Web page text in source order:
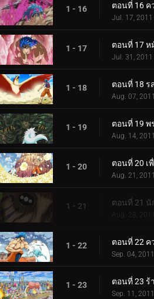
1 - 16
Jul. 17, 2011
1 - 17
Jul. 31, 2011
1 - 18
Aug. 07, 2011
1 - 19
Aug. 14, 2011
1 - 20
Aug. 21, 2011
1 - 21
Aug. 28, 2011
1 - 22
Sep. 04, 2011
1 - 23
Sep. 11, 2011